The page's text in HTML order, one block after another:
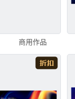
商用作品